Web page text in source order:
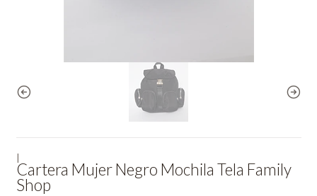
Cartera Mujer Negro Mochila Tela Family
Shop